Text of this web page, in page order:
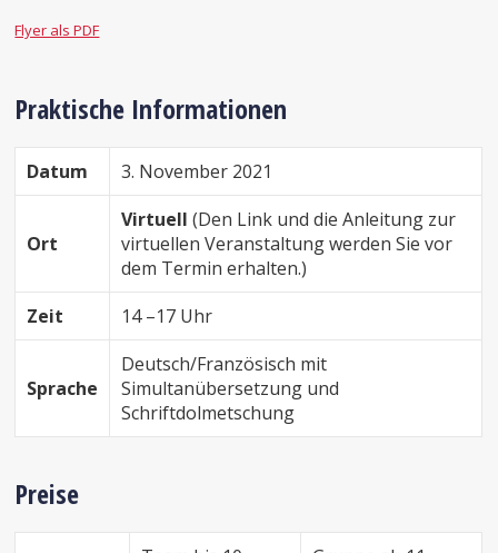
Flyer als PDF
Praktische Informationen
Datum 3. November 2021
Ort
Virtuell (Den Link und die Anleitung zur
virtuellen Veranstaltung werden Sie vor
dem Termin erhalten.)
Zeit
14 –17 Uhr
Sprache
Deutsch/Französisch mit
Simultanübersetzung und
Schriftdolmetschung
Preise